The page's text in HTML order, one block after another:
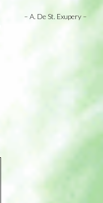
– A. De St. Exupery –